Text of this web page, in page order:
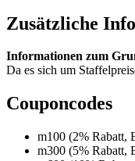
Zusätzliche
Informationen zum
Da es sich um
Couponcodes
m100 (2% Rabatt,
m300 (5% Rabatt,